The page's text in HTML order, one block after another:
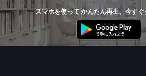
スマホを使って かんたん再生、今す